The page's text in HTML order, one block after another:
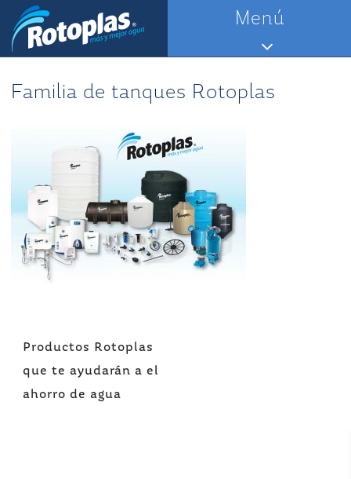
Saltar
contenido
Menú
Familia de tanques Rotoplas
Navegación
de
entradas
Productos Rotoplas
que te ayudarán a el
ahorro de agua